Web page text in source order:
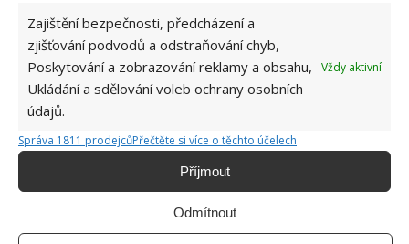
Zajištění bezpečnosti, předcházení a
zjišťování podvodů a odstraňování chyb,
Poskytování a zobrazování reklamy a obsahu,
Ukládání a sdělování voleb ochrany osobních
údajů.
Vždy aktivní
Správa 1811 prodejcůPřečtěte si více o těchto účelech
Příjmout
Odmítnout
autorovi]
SOUVISEJÍCÍ ČLÁNKY
Původně šlo o kostel, ale díky rekonstrukci je z
něho unikátní rodinný dům